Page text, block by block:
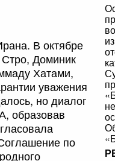
В октябре
Доминик
Хатами,
уважения
но диалог
образовав
по